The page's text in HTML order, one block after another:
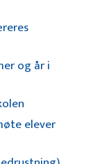
og år i
elever